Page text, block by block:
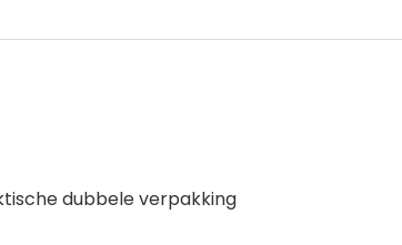
dubbele verpakking